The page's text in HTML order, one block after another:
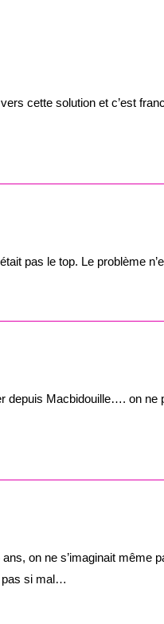
cette solution et c’est
pas le top. Le problème
depuis Macbidouille…. on
on ne s’imaginait même
pas si mal…